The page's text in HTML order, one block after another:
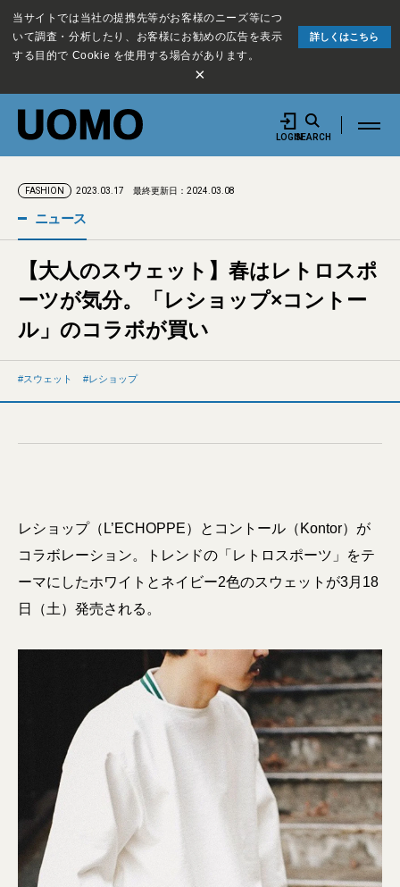
当サイトでは当社の提携先等がお客様のニーズ等につ
いて調査・分析したり、お客様にお勧めの広告を表示
する目的で Cookie を使用する場合があります。
詳しくはこちら
×
LOGINSEARCH
FASHION 2023.03.17 最終更新日：2024.03.08
ニュース
【大人のスウェット】春はレトロスポ
ーツが気分。「レショップ×コントー
ル」のコラボが買い
スウェット レショップ
レショップ（L’ECHOPPE）とコントール（Kontor）が
コラボレーション。トレンドの「レトロスポーツ」をテ
ーマにしたホワイトとネイビー2色のスウェットが3月18
日（土）発売される。